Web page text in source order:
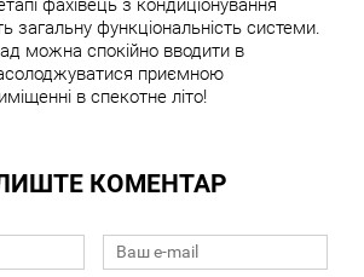
фахівець з кондиціонування
загальну функціональність системи.
можна спокійно вводити в
приємною
в спекотне літо!
КОМЕНТАР